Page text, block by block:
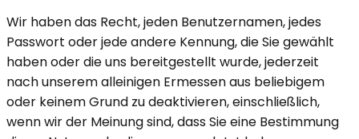
Wir haben das Recht, jeden Benutzernamen, jedes
Passwort oder jede andere Kennung, die Sie gewählt
haben oder die uns bereitgestellt wurde, jederzeit
nach unserem alleinigen Ermessen aus beliebigem
oder keinem Grund zu deaktivieren, einschließlich,
wenn wir der Meinung sind, dass Sie eine Bestimmung